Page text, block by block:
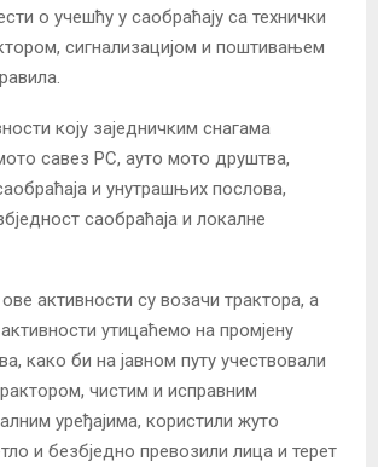
о учешћу у саобраћају са технички
сигнализацијом и поштивањем
коју заједничким снагама
савез РС, ауто мото друштва,
и унутрашњих послова,
саобраћаја и локалне
активности су возачи трактора, а
утицаћемо на промјену
како би на јавном путу учествовали
чистим и исправним
уређајима, користили жуто
и безбједно превозили лица и терет